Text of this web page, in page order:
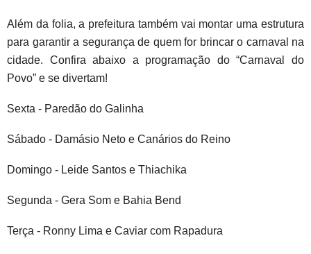
Além da folia, a prefeitura também vai montar uma estrutura
para garantir a segurança de quem for brincar o carnaval na
cidade. Confira abaixo a programação do “Carnaval do
Povo” e se divertam!
Sexta - Paredão do Galinha
Sábado - Damásio Neto e Canários do Reino
Domingo - Leide Santos e Thiachika
Segunda - Gera Som e Bahia Bend
Terça - Ronny Lima e Caviar com Rapadura